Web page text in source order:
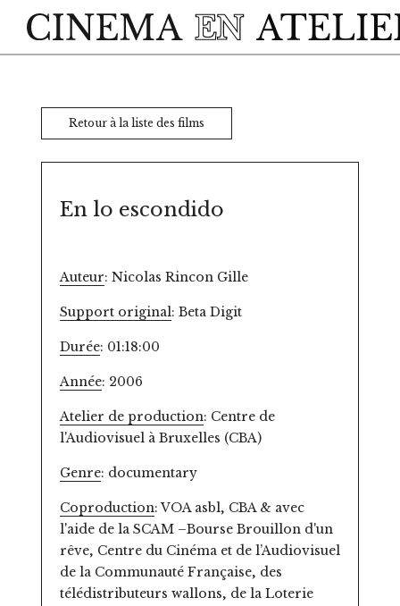
Retour à la liste des films
En lo escondido
Auteur: Nicolas Rincon Gille
Support original: Beta Digit
Durée: 01:18:00
Année: 2006
Atelier de production: Centre de
l'Audiovisuel à Bruxelles (CBA)
Genre: documentary
Coproduction: VOA asbl, CBA & avec
l'aide de la SCAM –Bourse Brouillon d'un
rêve, Centre du Cinéma et de l’Audiovisuel
de la Communauté Française, des
télédistributeurs wallons, de la Loterie